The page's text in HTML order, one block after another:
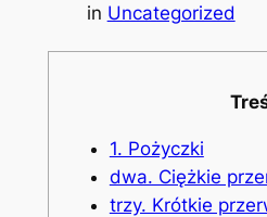
in Uncategorized
1. Pożyczki
dwa. Ciężkie
trzy. Krótkie